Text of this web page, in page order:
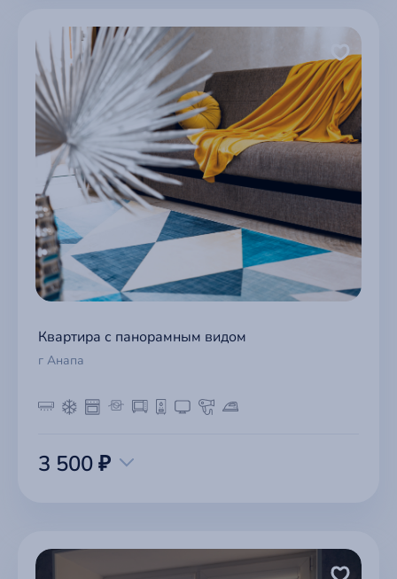
Квартира с панорамным видом
г Анапа
3 500 ₽